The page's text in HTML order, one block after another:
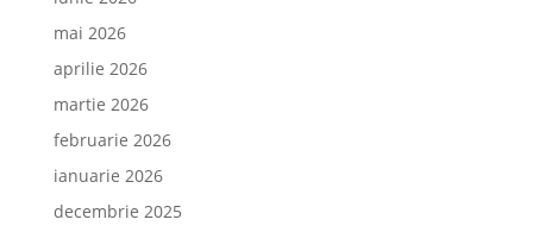
mai 2026
aprilie 2026
martie 2026
februarie 2026
ianuarie 2026
decembrie 2025